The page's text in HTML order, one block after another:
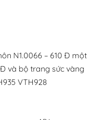
N1.0066 – 610 Đ một
Đ và bộ trang sức vàng
VTH928